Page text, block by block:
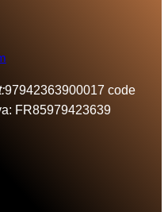
97942363900017 code
FR85979423639